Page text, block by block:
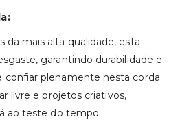
da mais alta qualidade, esta
garantindo durabilidade e
confiar plenamente nesta corda
livre e projetos criativos,
ao teste do tempo.